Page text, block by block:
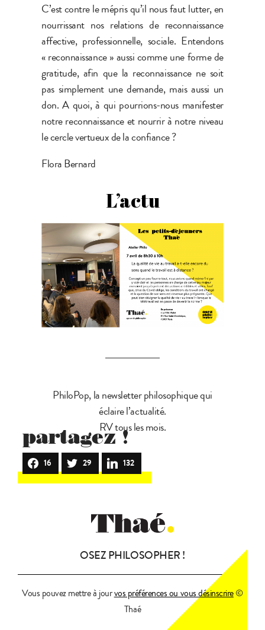
C’est contre le mépris qu’il nous faut lutter, en
nourrissant nos relations de reconnaissance
affective, professionnelle, sociale. Entendons
« reconnaissance » aussi comme une forme de
gratitude, afin que la reconnaissance ne soit
pas simplement une demande, mais aussi un
don. A quoi, à qui pourrions-nous manifester
notre reconnaissance et nourrir à notre niveau
le cercle vertueux de la confiance ?
Flora Bernard
L’actu
PhiloPop, la newsletter philosophique qui
éclaire l’actualité.
RV tous les mois.
partagez !
16 29 132
OSEZ PHILOSOPHER !
Vous pouvez mettre à jourvos préférences ou vous désinscrire©
Thaé